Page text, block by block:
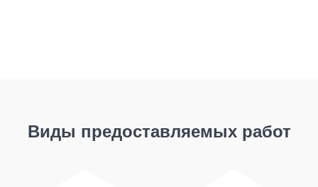
Виды предоставляемых работ